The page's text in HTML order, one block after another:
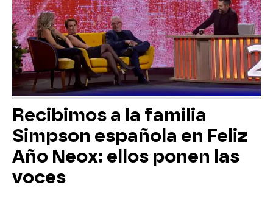
Recibimos a la familia
Simpson española en Feliz
Año Neox: ellos ponen las
voces